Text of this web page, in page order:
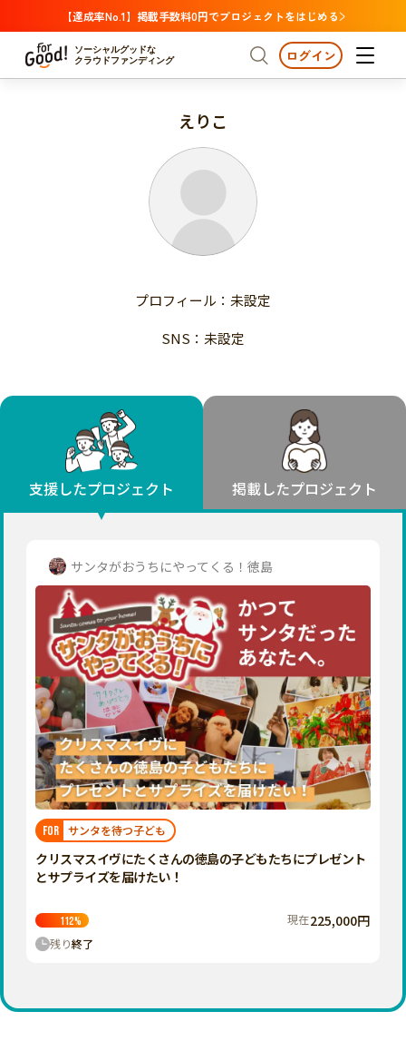
【達成率No.1】掲載手数料0円でプロジェクトをはじめる
ソーシャルグッドな
クラウドファンディング
プロジェクトからさがす 注目
支援金額が多い
支援人数が多い
終了日が近い
国際協力
子ども・教育
フード・農業
文化
環境・エシカル
人権・マイノリティ
社会貢献
地域からさがす 北海道・東北
北海道
福島
関東
茨城
栃木
群馬
千葉
神奈川
石川
支援金額が多い
終了日が近い
カテゴリーからさがす
医療・福祉
子ども・教育
人権・マイノリティ
北海道 青森 岩手 宮城
秋田
福島
茨城 栃木 群馬
千葉
東京
神奈川
新潟 富山 石川 福井
山梨
長野
岐阜 静岡 愛知
三重 滋賀 京都 大阪
兵庫
奈良
和歌山
中国
鳥取 島根 岡山 広島 山口
四国
徳島 香川 愛媛 高知
九州・沖縄
福岡 佐賀 長崎
宮崎
鹿児島 沖縄
ログイン
えりこ
プロフィール：未設定
SNS：未設定
支援したプロジェクト 掲載したプロジェクト
サンタがおうちにやってくる！徳島
FOR サンタを待つ子ども
クリスマスイヴにたくさんの徳島の子どもたちにプレゼント
とサプライズを届けたい！
112% 現在225,000円
残り終了